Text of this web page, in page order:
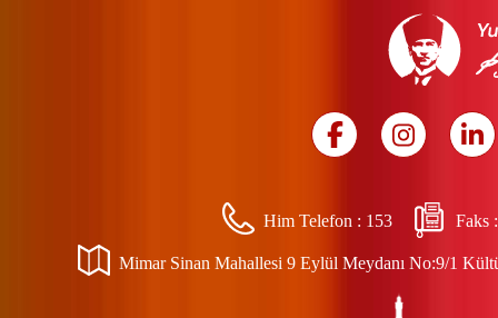
Him Telefon : 153 Faks
Mimar Sinan Mahallesi 9 Eylül Meydanı No:9/1